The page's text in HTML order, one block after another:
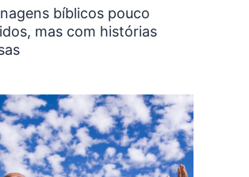
bíblicos pouco
mas com histórias